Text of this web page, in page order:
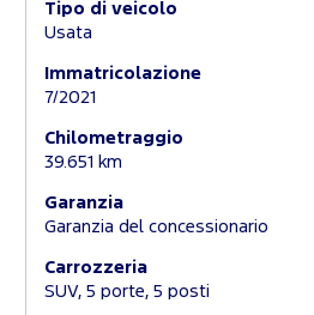
Tipo di veicolo
Usata
Immatricolazione
7/2021
Chilometraggio
39.651 km
Garanzia
Garanzia del concessionario
Carrozzeria
SUV, 5 porte, 5 posti